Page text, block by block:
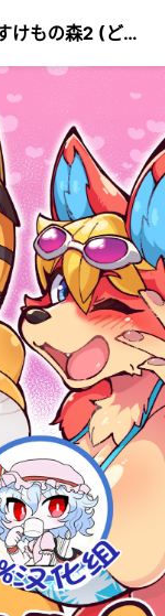
[梟屋 (フクロウ)] 即はめ!!めすけもの森2 (どうぶつの森) [79%汉化组] [DL版]